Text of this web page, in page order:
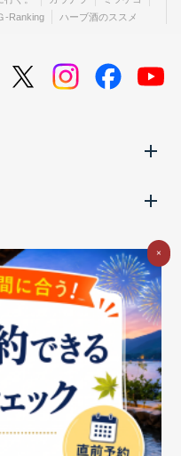
-Ranking ハーブ酒のススメ
クセシビリティの取り組み
ータル
Cookieポリシー
リティ基本方針
×